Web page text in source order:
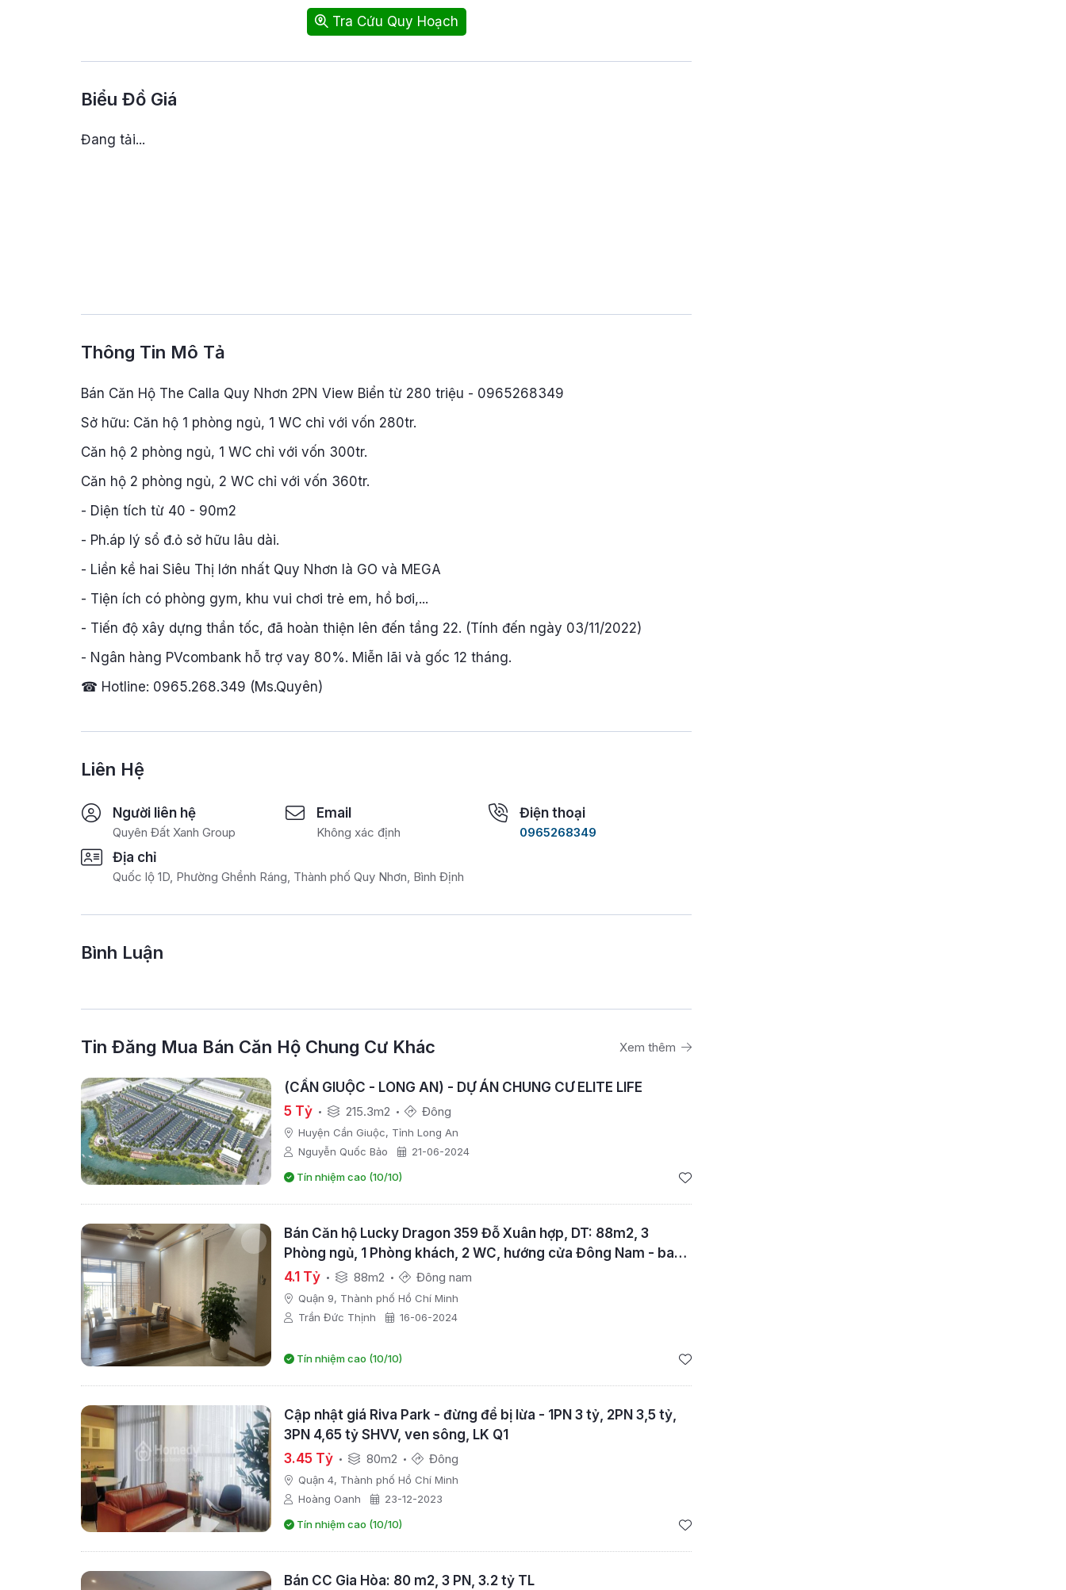
Tra Cứu Quy Hoạch
Biểu Đồ Giá
Đang tải...
Thông Tin Mô Tả
Bán Căn Hộ The Calla Quy Nhơn 2PN View Biển từ 280 triệu - 0965268349
Sở hữu: Căn hộ 1 phòng ngủ, 1 WC chỉ với vốn 280tr.
Căn hộ 2 phòng ngủ, 1 WC chỉ với vốn 300tr.
Căn hộ 2 phòng ngủ, 2 WC chỉ với vốn 360tr.
- Diện tích từ 40 - 90m2
- Ph.áp lý sổ đ.ỏ sở hữu lâu dài.
- Liền kề hai Siêu Thị lớn nhất Quy Nhơn là GO và MEGA
- Tiện ích có phòng gym, khu vui chơi trẻ em, hồ bơi,...
- Tiến độ xây dựng thần tốc, đã hoàn thiện lên đến tầng 22. (Tính đến ngày 03/11/2022)
- Ngân hàng PVcombank hỗ trợ vay 80%. Miễn lãi và gốc 12 tháng.
☎ Hotline: 0965.268.349 (Ms.Quyên)
Liên Hệ
Người liên hệ
Quyên Đất Xanh Group
Email
Không xác định
Điện thoại
0965268349
Địa chỉ
Quốc lộ 1D, Phường Ghềnh Ráng, Thành phố Quy Nhơn, Bình Định
Bình Luận
Tin Đăng Mua Bán Căn Hộ Chung Cư Khác Xem thêm
(CẦN GIUỘC - LONG AN) - DỰ ÁN CHUNG CƯ ELITE LIFE
5 Tỷ
215.3m2 Đông
Huyện Cần Giuộc, Tỉnh Long An
Nguyễn Quốc Bảo
21-06-2024
Tín nhiệm cao (10/10)
Bán Căn hộ Lucky Dragon 359 Đỗ Xuân hợp, DT: 88m2, 3
Phòng ngủ, 1 Phòng khách, 2 WC, hướng cửa Đông Nam - ban
công Tây Nam; full nội thất
4.1 Tỷ 88m2 Đông nam
Quận 9, Thành phố Hồ Chí Minh
Trần Đức Thịnh
16-06-2024
Tín nhiệm cao (10/10)
Cập nhật giá Riva Park - đừng để bị lừa - 1PN 3 tỷ, 2PN 3,5 tỷ,
3PN 4,65 tỷ SHVV, ven sông, LK Q1
3.45 Tỷ
80m2 Đông
Quận 4, Thành phố Hồ Chí Minh
Hoàng Oanh
23-12-2023
Tín nhiệm cao (10/10)
Bán CC Gia Hòa: 80 m2, 3 PN, 3.2 tỷ TL